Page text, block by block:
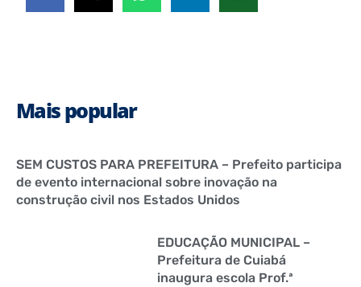
Mais popular
SEM CUSTOS PARA PREFEITURA – Prefeito participa
de evento internacional sobre inovação na
construção civil nos Estados Unidos
EDUCAÇÃO MUNICIPAL –
Prefeitura de Cuiabá
inaugura escola Prof.ª